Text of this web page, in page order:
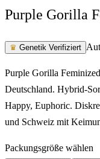
Purple Gorilla
♛ Genetik Verifiziert
Purple Gorilla
Deutschland. Hybrid-
Happy, Euphoric.
und Schweiz mit
Packungsgröße wählen